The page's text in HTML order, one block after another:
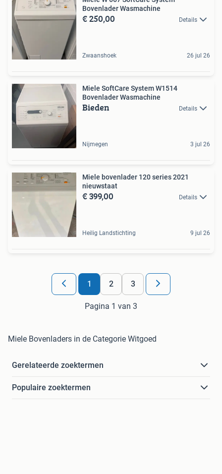
Bovenlader Wasmachine
€ 250,00 Details
Zwaanshoek 26 jul 26
Miele SoftCare System W1514
Bovenlader Wasmachine
Bieden Details
Nijmegen 3 jul 26
Miele bovenlader 120 series 2021
nieuwstaat
€ 399,00 Details
Heilig Landstichting 9 jul 26
1 2 3
Pagina 1 van 3
Miele Bovenladers in de Categorie Witgoed
Gerelateerde zoektermen
Populaire zoektermen